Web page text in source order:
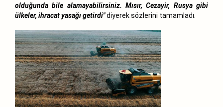
olduğunda bile alamayabilirsiniz. Mısır, Cezayir, Rusya gibi
ülkeler, ihracat yasağı getirdi"diyerek sözlerini tamamladı.